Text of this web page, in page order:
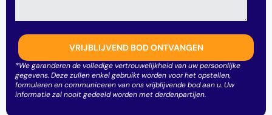
*We garanderen de volledige vertrouwelijkheid van uw persoonlijke
gegevens. Deze zullen enkel gebruikt worden voor het opstellen,
formuleren en communiceren van ons vrijblijvende bod aan u. Uw
informatie zal nooit gedeeld worden met derdenpartijen.